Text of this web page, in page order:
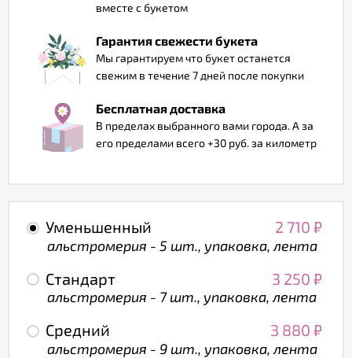
вместе с букетом
Гарантия свежести букета
Мы гарантируем что букет останется
свежим в течение 7 дней после покупки
Бесплатная доставка
В пределах выбранного вами города. А за
его пределами всего +30 руб. за километр
Уменьшенный 2 710 ₽
альстромерия - 5 шт., упаковка, лента
Стандарт 3 250 ₽
альстромерия - 7 шт., упаковка, лента
Средний 3 880 ₽
альстромерия - 9 шт., упаковка, лента